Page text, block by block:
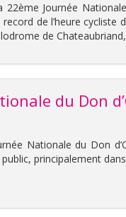
Journée
de l’heure cycliste
de
du Don
Nationale du Don
principalement